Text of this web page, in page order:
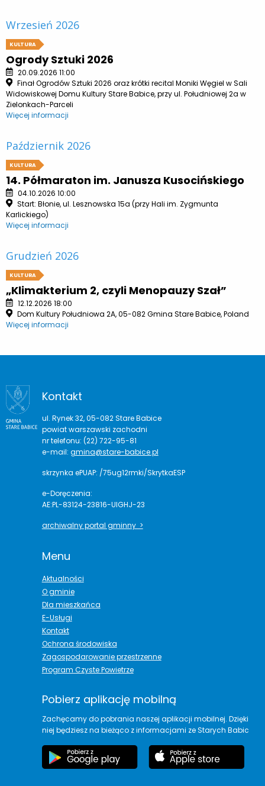
Wrzesień 2026
KULTURA
Ogrody Sztuki 2026
20.09.2026 11:00
Finał Ogrodów Sztuki 2026 oraz krótki recital Moniki Węgiel w Sali
Widowiskowej Domu Kultury Stare Babice, przy ul. Południowej 2a w
Zielonkach-Parceli
Więcej informacji
Październik 2026
KULTURA
14. Półmaraton im. Janusza Kusocińskiego
04.10.2026 10:00
Start: Błonie, ul. Lesznowska 15a (przy Hali im. Zygmunta
Karlickiego)
Więcej informacji
Grudzień 2026
KULTURA
„Klimakterium 2, czyli Menopauzy Szał”
12.12.2026 18:00
Dom Kultury Południowa 2A, 05-082 Gmina Stare Babice, Poland
Więcej informacji
Kontakt
ul. Rynek 32, 05-082 Stare Babice
powiat warszawski zachodni
nr telefonu: (22) 722-95-81
e-mail: gmina@stare-babice.pl
skrzynka ePUAP: /75ug12rmki/SkrytkaESP
e-Doręczenia:
AE:PL-83124-23816-UIGHJ-23
archiwalny portal gminny >
Menu
Aktualności
O gminie
Dla mieszkańca
E-Usługi
Kontakt
Ochrona środowiska
Zagospodarowanie przestrzenne
Program Czyste Powietrze
Pobierz aplikację mobilną
Zachęcamy do pobrania naszej aplikacji mobilnej. Dzięki
niej będziesz na bieżąco z informacjami ze Starych Babic